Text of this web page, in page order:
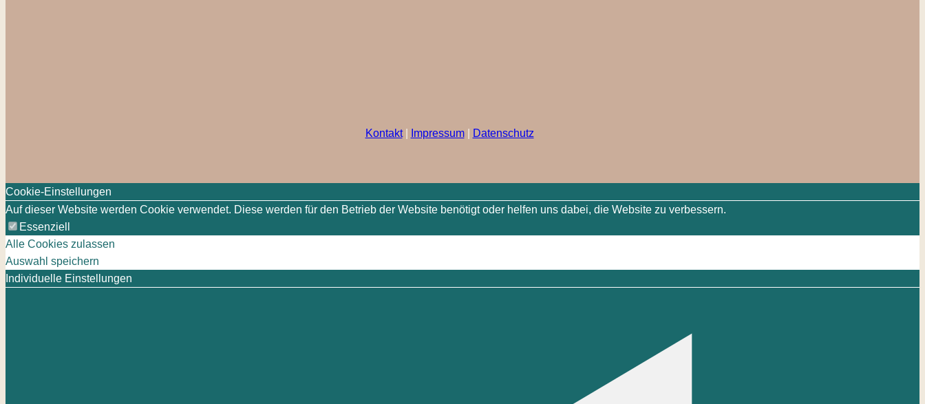
Kontakt| Impressum| Datenschutz
Cookie-Einstellungen
Auf dieser Website werden Cookie verwendet. Diese werden für den Betrieb der Website benötigt oder helfen uns dabei, die Website zu verbessern.
Essenziell
Alle Cookies zulassen
Auswahl speichern
Individuelle Einstellungen